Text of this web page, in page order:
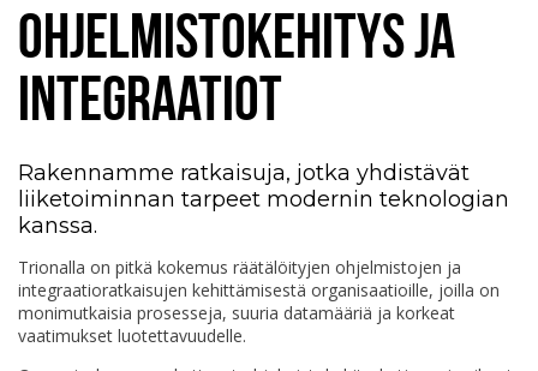
OHJELMISTOKEHITYS JA
INTEGRAATIOT
Rakennamme ratkaisuja, jotka yhdistävät
liiketoiminnan tarpeet modernin teknologian
kanssa.
Trionalla on pitkä kokemus räätälöityjen ohjelmistojen ja
integraatioratkaisujen kehittämisestä organisaatioille, joilla on
monimutkaisia prosesseja, suuria datamääriä ja korkeat
vaatimukset luotettavuudelle.